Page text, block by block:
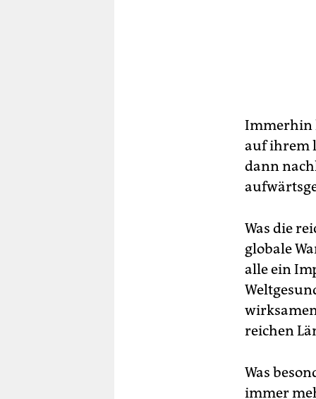
Immerhin
auf ihrem
dann
Was die
globale
alle ein
reichen
Was
immer